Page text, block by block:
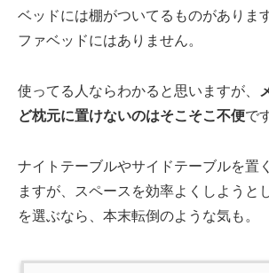
ベッドには棚がついてるものがありま
ファベッドにはありません。
使ってる人ならわかると思いますが、
ど枕元に置けないのはそこそこ不便で
ナイトテーブルやサイドテーブルを置
ますが、スペースを効率よくしようと
を選ぶなら、本末転倒のような気も。